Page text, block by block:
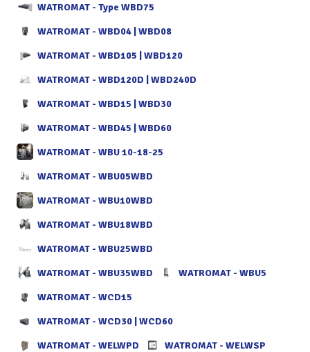
WATROMAT - Type WBD75
WATROMAT - WBD04 | WBD08
WATROMAT - WBD105 | WBD120
WATROMAT - WBD120D | WBD240D
WATROMAT - WBD15 | WBD30
WATROMAT - WBD45 | WBD60
WATROMAT - WBU 10-18-25
WATROMAT - WBU05WBD
WATROMAT - WBU10WBD
WATROMAT - WBU18WBD
WATROMAT - WBU25WBD
WATROMAT - WBU35WBD WATROMAT - WBU5
WATROMAT - WCD15
WATROMAT - WCD30 | WCD60
WATROMAT - WELWPD WATROMAT - WELWSP